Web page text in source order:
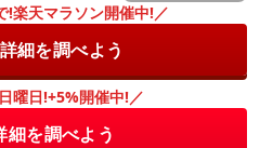
楽天マラソン開催中!／
細を調べよう
曜日!+5%開催中!／
細を調べよう